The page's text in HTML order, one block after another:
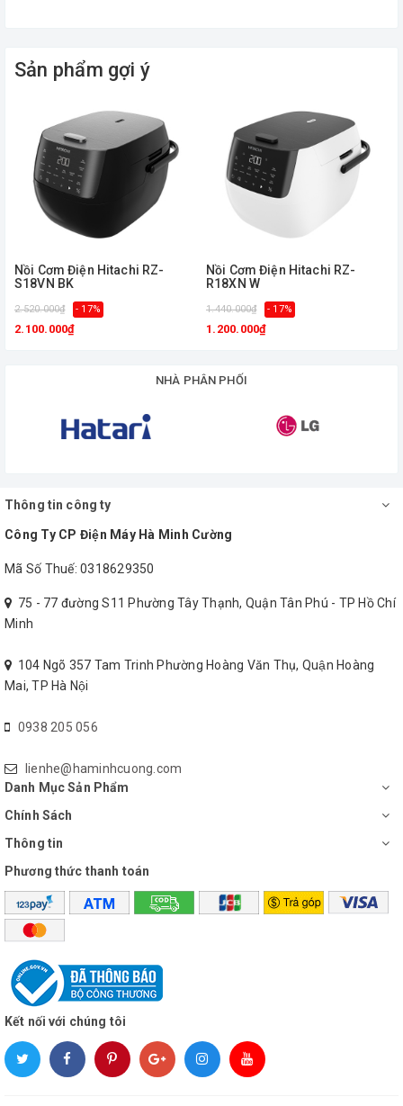
Mâm nhiệt : 900W, 500g-
Nhiệt độ giới hạn : 155 oC-
Cầu chì nhiệt: 165~172 oC-
Lá nhiệt: 48W-
Cáp nguồn 2 chấu dài 1m2
Sản phẩm gợi ý
Nồi Cơm Điện Hitachi RZ-
S18VN BK
2.520.000₫ - 17%
2.100.000₫
Nồi Cơm Điện Hitachi RZ-
R18XN W
1.440.000₫ - 17%
1.200.000₫
NHÀ PHÂN PHỐI
Thông tin công ty
Công Ty CP Điện Máy Hà Minh Cường
Mã Số Thuế: 0318629350
75 - 77 đường S11 Phường Tây Thạnh, Quận Tân Phú - TP Hồ Chí
Minh
104 Ngõ 357 Tam Trinh Phường Hoàng Văn Thụ, Quận Hoàng
Mai, TP Hà Nội
0938 205 056
lienhe@haminhcuong.com
Danh Mục Sản Phẩm
Chính Sách
Thông tin
Phương thức thanh toán
Kết nối với chúng tôi